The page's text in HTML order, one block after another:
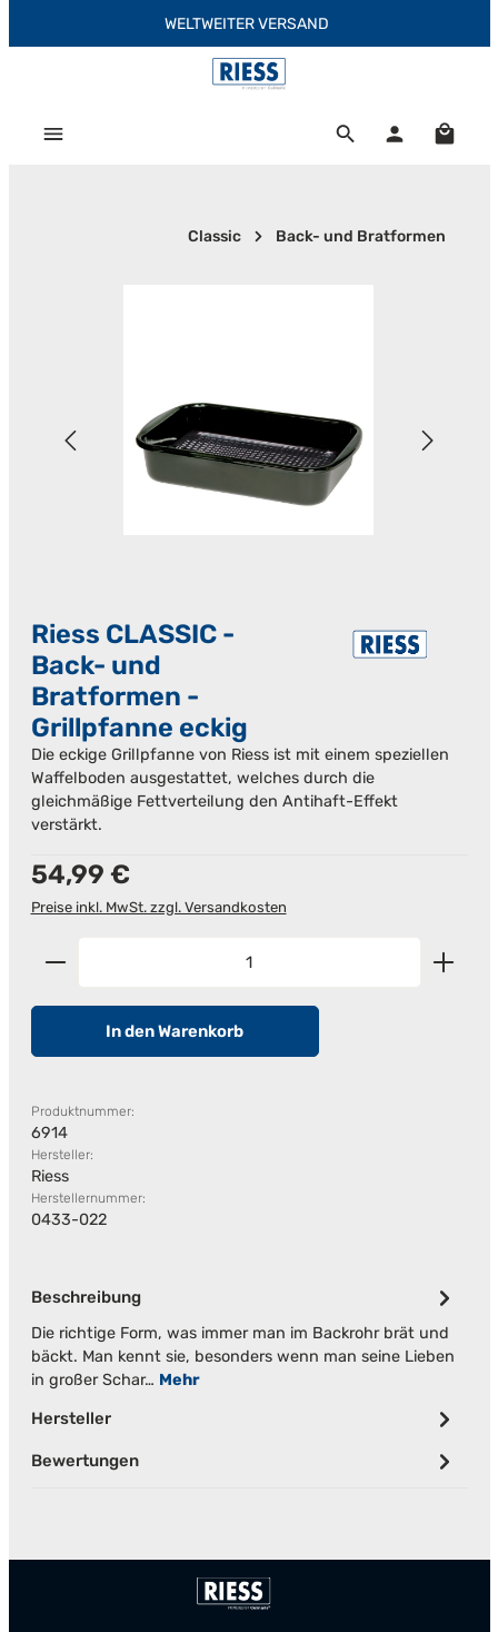
Zum Hauptinhalt springenWELTWEITER VERSAND
Classic Back- und Bratformen
Riess CLASSIC -
Back- und
Bratformen -
Grillpfanne eckig
Die eckige Grillpfanne von Riess ist mit einem speziellen
Waffelboden ausgestattet, welches durch die
gleichmäßige Fettverteilung den Antihaft-Effekt
verstärkt.
Regulärer Preis:
54,99 €
Preise inkl. MwSt. zzgl. Versandkosten
Produkt Anzahl: Gib den gewünschten Wert ein
In den Warenkorb
Produktnummer:
6914
Hersteller:
Riess
Herstellernummer:
0433-022
Beschreibung
Die richtige Form, was immer man im Backrohr brät und
bäckt. Man kennt sie, besonders wenn man seine Lieben
in großer Schar… Mehr
Hersteller
Bewertungen